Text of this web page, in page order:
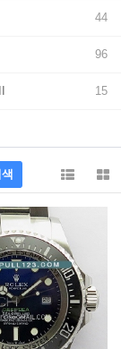
44
96
15